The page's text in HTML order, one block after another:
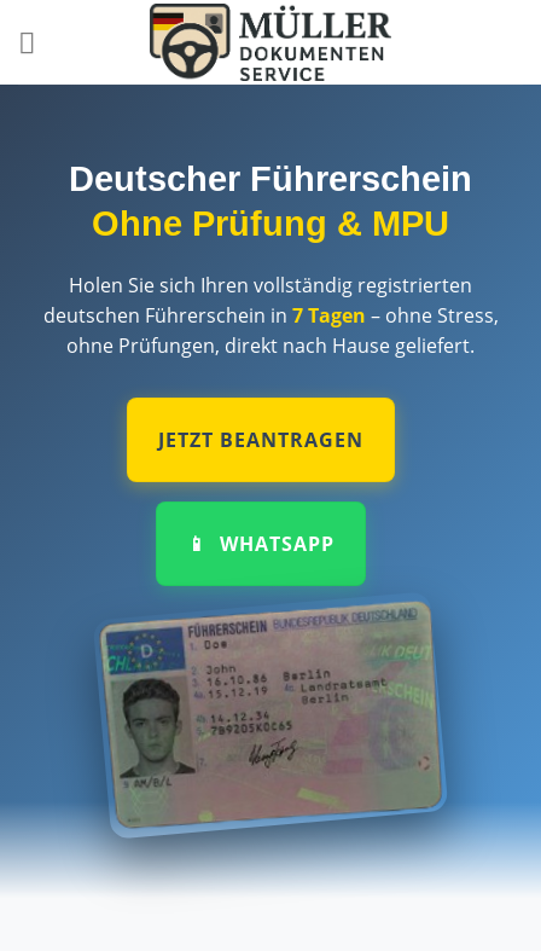
Deutscher Führerschein
Ohne Prüfung & MPU
Holen Sie sich Ihren vollständig registrierten
deutschen Führerschein in 7 Tagen – ohne Stress,
ohne Prüfungen, direkt nach Hause geliefert.
JETZT BEANTRAGEN
📱 WHATSAPP